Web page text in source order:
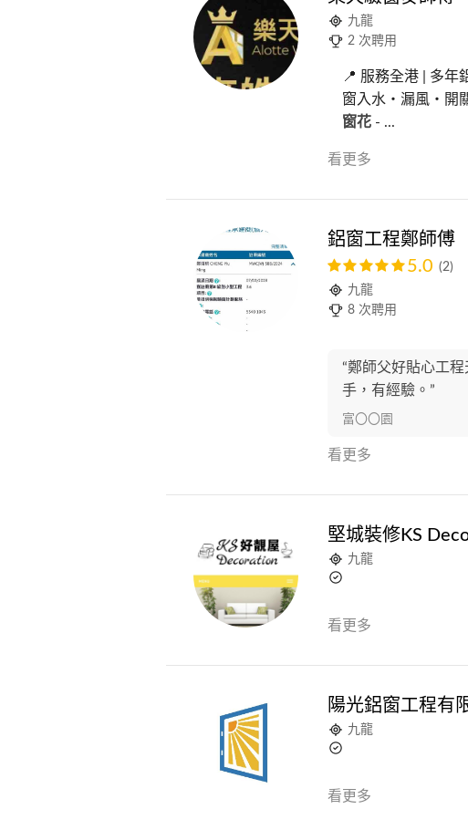
九龍
2 次聘用
📍 服務全港 | 多年
窗入水・漏風・開
窗花- ...
看更多
鋁窗工程鄭師傅
5.0 (2)
九龍
8 次聘用
“鄭師父好貼心工
手，有經驗。”
富〇〇園
看更多
堅城裝修KS
九龍
看更多
陽光鋁窗工程有
九龍
看更多